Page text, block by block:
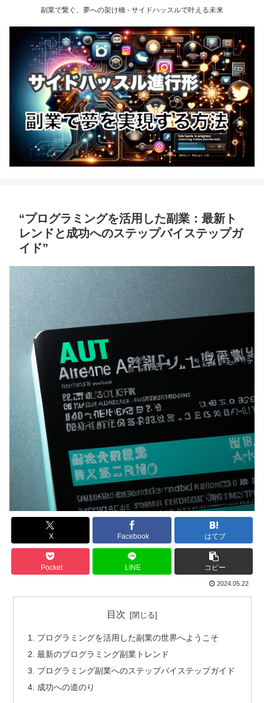
副業で繋ぐ、夢への架け橋 - サイドハッスルで叶える未来
“プログラミングを活用した副業：最新ト
レンドと成功へのステップバイステップガ
イド”
X Facebook はてブ
Pocket LINE コピー
2024.05.22
目次
プログラミングを活用した副業の世界へようこそ
最新のプログラミング副業トレンド
プログラミング副業へのステップバイステップガイド
成功への道のり